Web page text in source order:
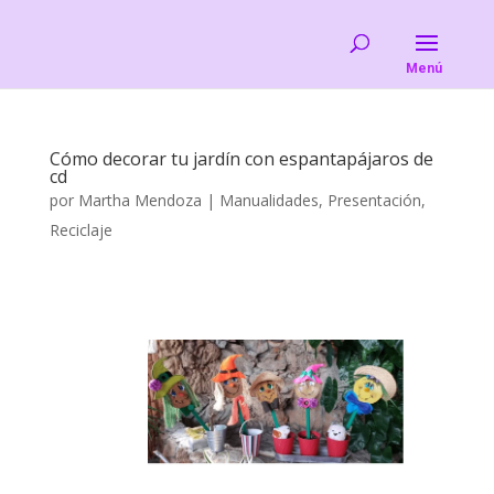
Cómo decorar tu jardín con espantapájaros de
cd
por Martha Mendoza | Manualidades, Presentación,
Reciclaje